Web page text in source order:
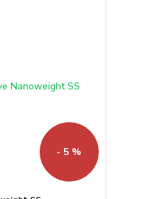
- 5 %